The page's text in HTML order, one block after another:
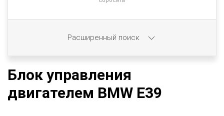
Блок управления
двигателем BMW E39
Расширенный поиск